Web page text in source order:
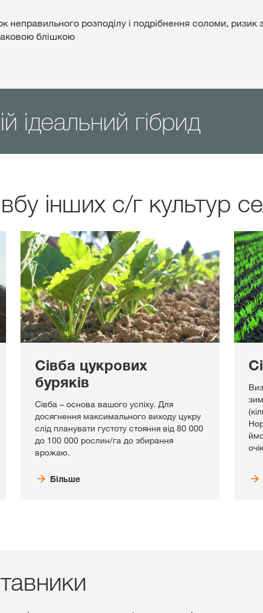
неправильного розподілу і подрібнення соломи,
блішкою
ідеальний гібрид
інших с/г культур
Сівба цукрових
буряків
Сівба – основа вашого успіху. Для
досягнення максимального виходу цукру
слід планувати густоту стояння від 80 000
до 100 000 рослин/га до збирання
врожаю.
Більше